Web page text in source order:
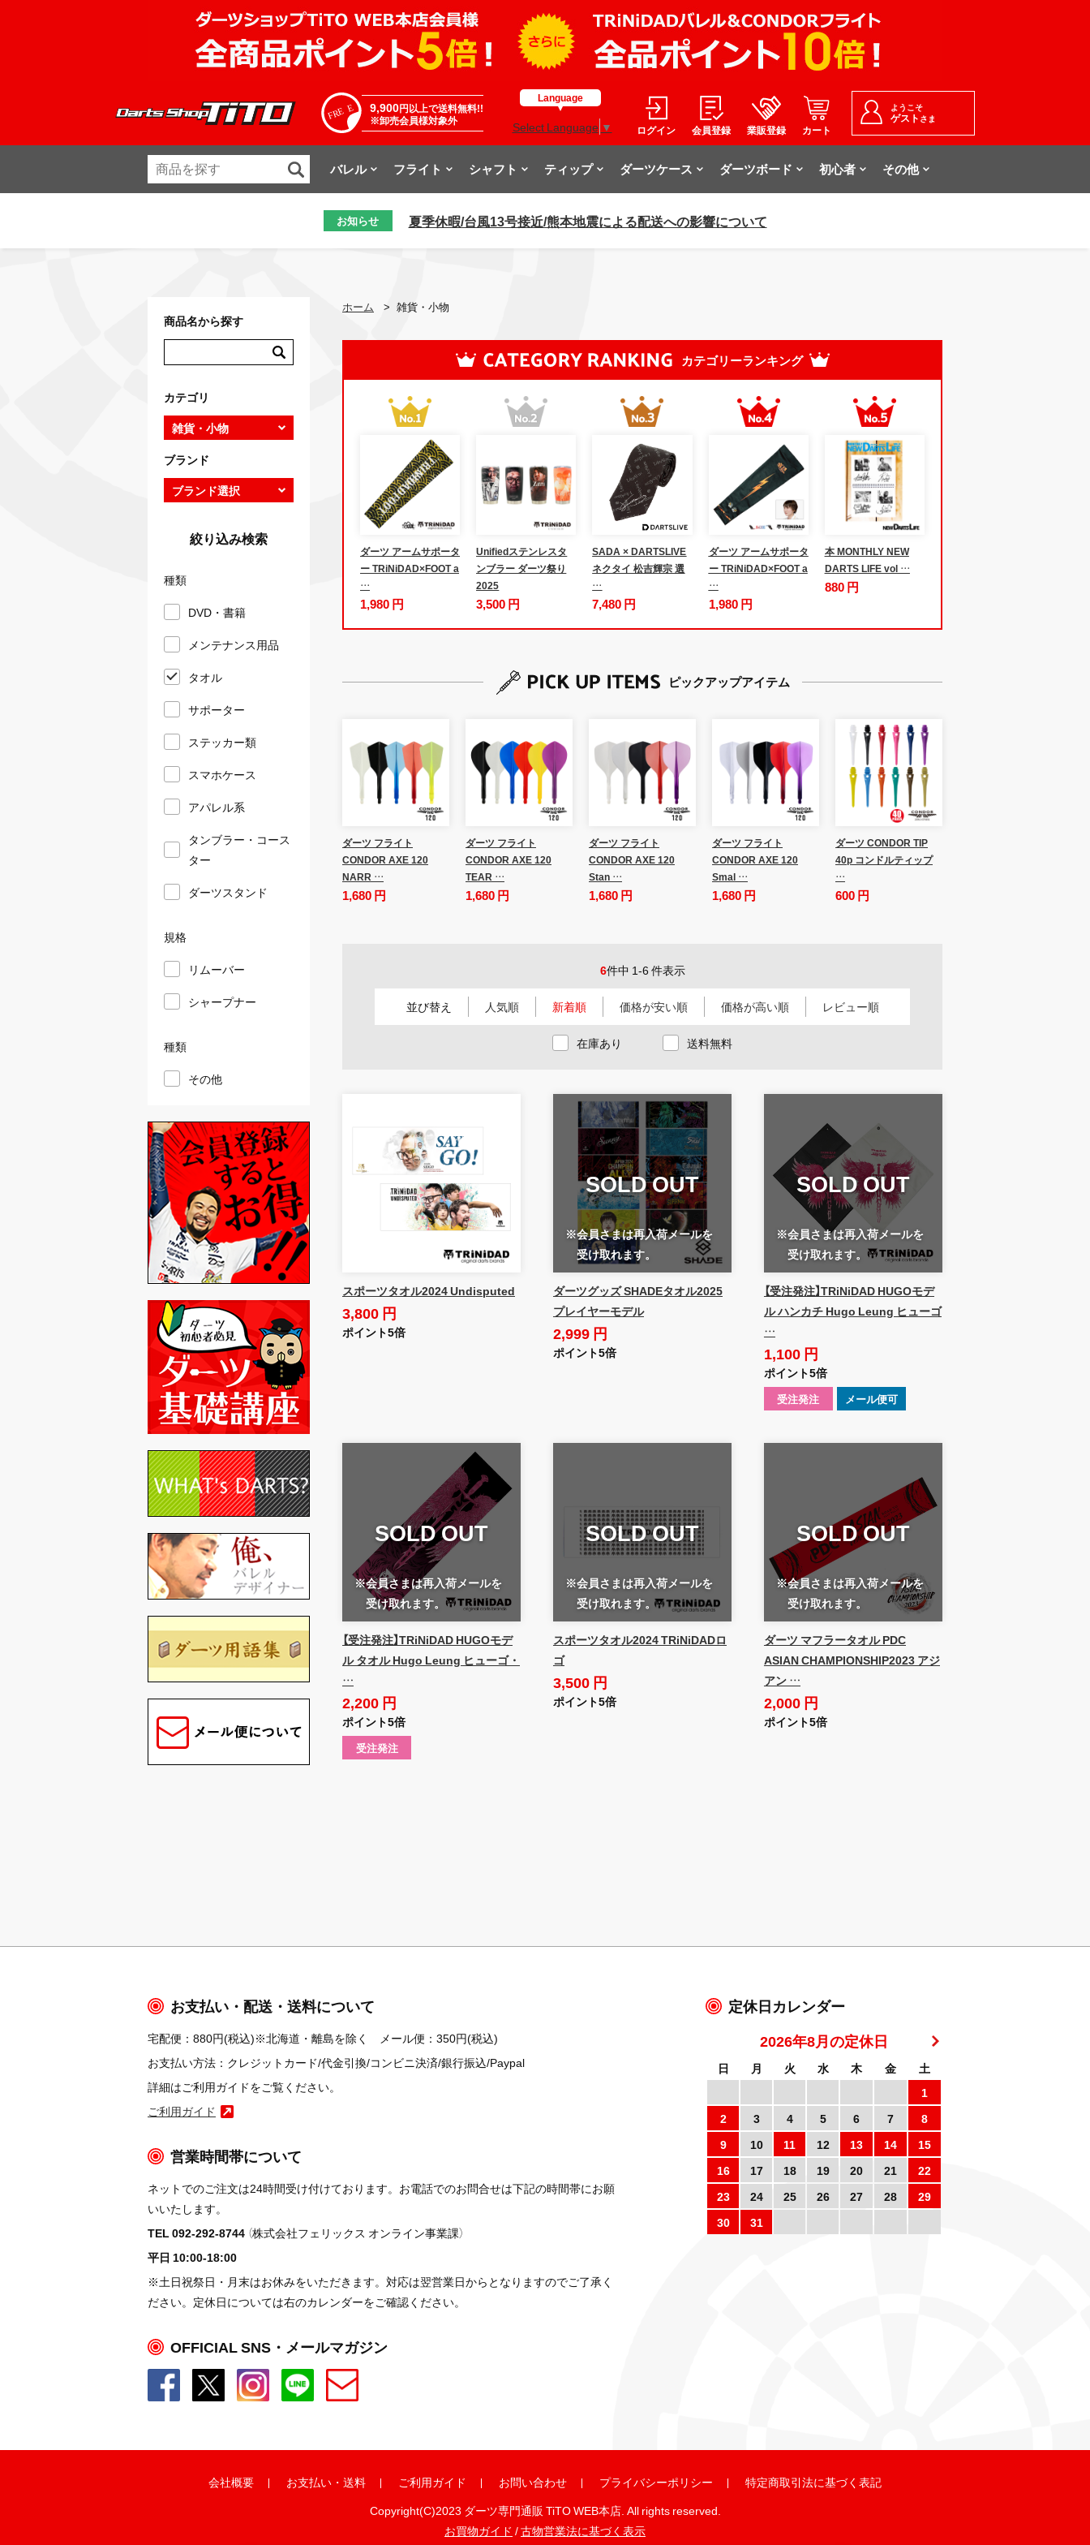
9,900円以上で送料無料!!
※卸売会員様対象外
Language
Select Language ▼ ログイン 会員登録 業販登録 カート
ようこそ
ゲスト さま
バレル フライト シャフト ティップ ダーツケース ダーツボード 初心者 その他
お知らせ 夏季休暇/台風13号接近/熊本地震による配送への影響について
ホーム > 雑貨・小物
カテゴリーランキング
ダーツ アームサポータ
ー TRiNiDAD×FOOT a
…
1,980 円
Unifiedステンレスタ
ンブラー ダーツ祭り
2025
3,500 円
SADA × DARTSLIVE
ネクタイ 松吉輝宗 選
…
7,480 円
ダーツ アームサポータ
ー TRiNiDAD×FOOT a
…
1,980 円
本 MONTHLY NEW
DARTS LIFE vol …
880 円
ピックアップアイテム
ダーツ フライト
CONDOR AXE 120
NARR …
1,680 円
ダーツ フライト
CONDOR AXE 120
TEAR …
1,680 円
ダーツ フライト
CONDOR AXE 120
Stan …
1,680 円
ダーツ フライト
CONDOR AXE 120
Smal …
1,680 円
ダーツ CONDOR TIP
40p コンドルティップ
…
600 円
6件中 1-6 件表示
並び替え 人気順 新着順 価格が安い順 価格が高い順 レビュー順
在庫あり 送料無料
スポーツタオル2024 Undisputed
3,800 円
ポイント5倍
SOLD OUT
※会員さまは再入荷メールを
受け取れます。
ダーツグッズ SHADEタオル2025
プレイヤーモデル
2,999 円
ポイント5倍
SOLD OUT
※会員さまは再入荷メールを
受け取れます。
【受注発注】TRiNiDAD HUGOモデ
ル ハンカチ Hugo Leung ヒューゴ
…
1,100 円
ポイント5倍
受注発注 メール便可
SOLD OUT
※会員さまは再入荷メールを
受け取れます。
【受注発注】TRiNiDAD HUGOモデ
ル タオル Hugo Leung ヒューゴ・
…
2,200 円
ポイント5倍
受注発注
SOLD OUT
※会員さまは再入荷メールを
受け取れます。
スポーツタオル2024 TRiNiDADロ
ゴ
3,500 円
ポイント5倍
SOLD OUT
※会員さまは再入荷メールを
受け取れます。
ダーツ マフラータオル PDC
ASIAN CHAMPIONSHIP2023 アジ
アン …
2,000 円
ポイント5倍
商品名から探す
カテゴリ
ブランド
絞り込み検索
種類
DVD・書籍
メンテナンス用品
タオル
サポーター
ステッカー類
スマホケース
アパレル系
タンブラー・コース
ター
ダーツスタンド
規格
リムーバー
シャープナー
種類
その他
お支払い・配送・送料について
宅配便：880円(税込)※北海道・離島を除く メール便：350円(税込)
お支払い方法：クレジットカード/代金引換/コンビニ決済/銀行振込/Paypal
詳細はご利用ガイドをご覧ください。
ご利用ガイド
営業時間帯について
ネットでのご注文は24時間受け付けております。お電話でのお問合せは下記の時間帯にお願
いいたします。
TEL 092-292-8744 （株式会社フェリックス オンライン事業課）
平日 10:00-18:00
※土日祝祭日・月末はお休みをいただきます。対応は翌営業日からとなりますのでご了承く
ださい。定休日については右のカレンダーをご確認ください。
OFFICIAL SNS・メールマガジン
定休日カレンダー
2026年8月の定休日
日 月 火 水 木 金
土
1
2
3 4 5 6 7
8
9
10 11 12 13 14
15
16
17 18 19 20 21
22
23
24 25 26 27 28
29
30
31
会社概要 お支払い ・ 送料 ご利用ガイド お問い合わせ プライバシーポリシー
特定商取引法に基づく表記
Copyright(C)2023 ダーツ専門通販 TiTO WEB本店. All rights reserved.
お買物ガイド /古物営業法に基づく表示